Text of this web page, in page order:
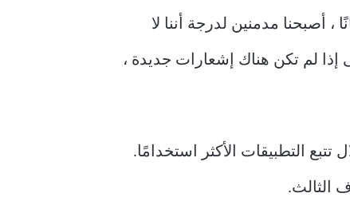
أصبحنا مدمنين لدرجة أننا لا
لم تكن هناك إشعارات جديدة ،
التطبيقات الأكثر استخدامًا.